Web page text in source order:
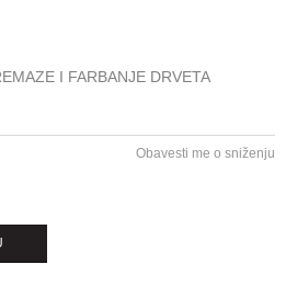
I FARBANJE DRVETA
Obavesti me o sniženju